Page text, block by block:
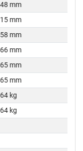
mm
mm
mm
mm
mm
mm
kg
kg